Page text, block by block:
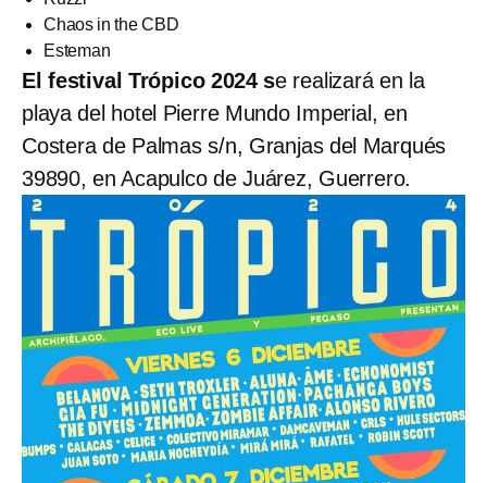
Chaos in the CBD
Esteman
El festival Trópico 2024 se realizará en la
playa del hotel Pierre Mundo Imperial, en
Costera de Palmas s/n, Granjas del Marqués
39890, en Acapulco de Juárez, Guerrero.